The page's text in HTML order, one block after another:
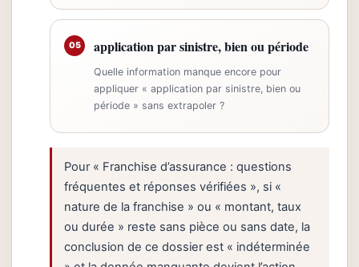
05 application par sinistre, bien ou période
Quelle information manque encore pour
appliquer « application par sinistre, bien ou
période » sans extrapoler ?
Pour « Franchise d’assurance : questions
fréquentes et réponses vérifiées », si «
nature de la franchise » ou « montant, taux
ou durée » reste sans pièce ou sans date, la
conclusion de ce dossier est « indéterminée